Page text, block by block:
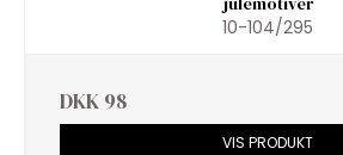
10-104/295
DKK 98
VIS PRODUKT